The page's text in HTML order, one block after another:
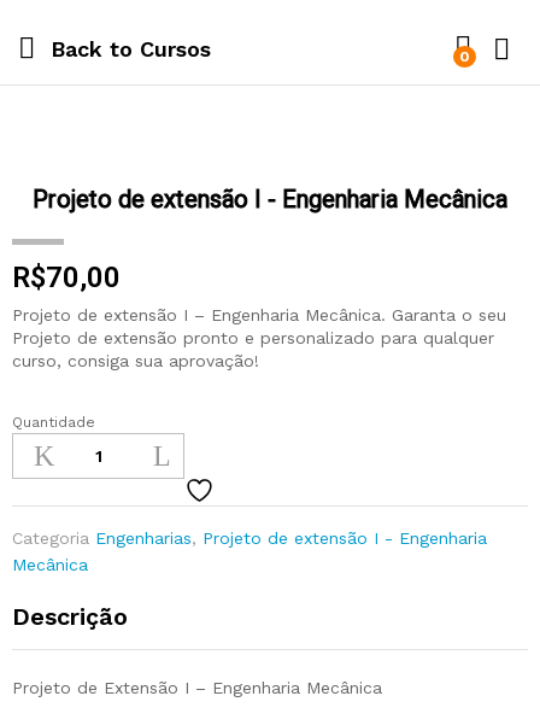
Back to Cursos 0
Projeto de extensão I - Engenharia Mecânica
R$70,00
Projeto de extensão I – Engenharia Mecânica. Garanta o seu
Projeto de extensão pronto e personalizado para qualquer
curso, consiga sua aprovação!
Quantidade
Categoria Engenharias, Projeto de extensão I - Engenharia
Mecânica
Descrição
Projeto de Extensão I – Engenharia Mecânica